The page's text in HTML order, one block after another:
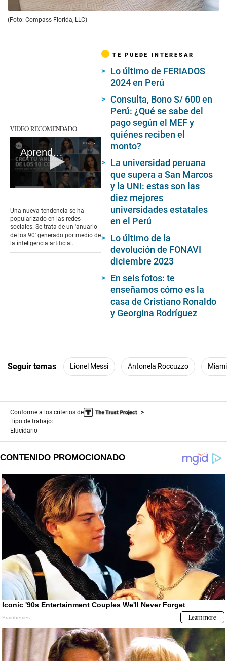
(Foto: Compass Florida, LLC)
VIDEO RECOMENDADO
Aprende a crear tu anuario de los 90, la nueva tendencia en redes sociales
of
2
minutes,
34
seconds
Una nueva tendencia se ha
popularizado en las redes
sociales. Se trata de un 'anuario
de los 90' generado por medio de
la inteligencia artificial.
TE PUEDE INTERESAR
Lo último de FERIADOS
2024 en Perú
Consulta, Bono S/ 600 en
Perú: ¿Qué se sabe del
pago según el MEF y
quiénes reciben el
monto?
La universidad peruana
que supera a San Marcos
y la UNI: estas son las
diez mejores
universidades estatales
en el Perú
Lo último de la
devolución de FONAVI
diciembre 2023
En seis fotos: te
enseñamos cómo es la
casa de Cristiano Ronaldo
y Georgina Rodríguez
Seguir temas Lionel Messi Antonela Roccuzzo Miami
Conforme a los criterios de
Tipo de trabajo:
Elucidario